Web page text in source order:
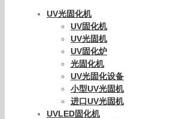
UV光固化机
UV固化机
UV光固机
UV固化炉
光固化机
UV光固化设备
小型UV光固机
进口UV光固机
UVLED固化机